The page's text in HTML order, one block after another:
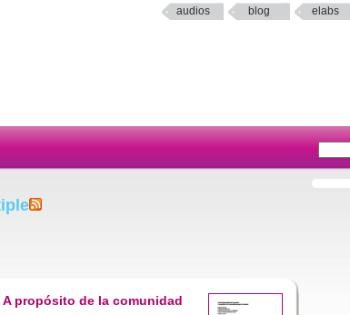
audios blog elabs
propósito de la comunidad